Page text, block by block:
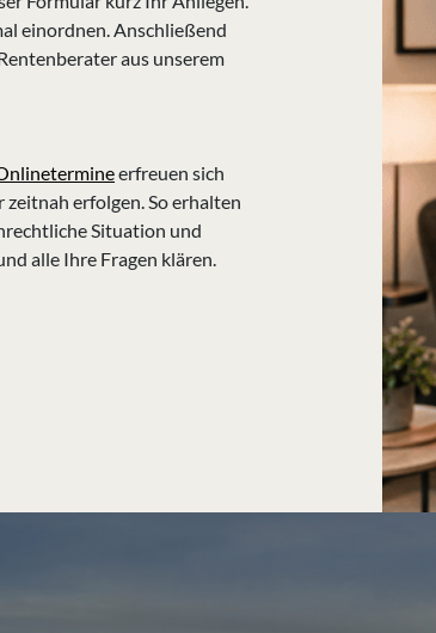
einordnen. Anschließend
aus unserem
erfreuen sich
erfolgen. So erhalten
Situation und
alle Ihre Fragen klären.